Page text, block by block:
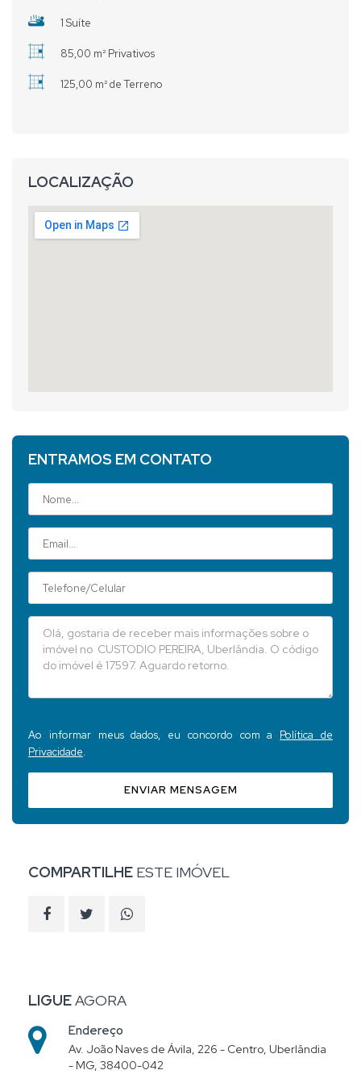
1 Suíte
85,00 m² Privativos
125,00 m² de Terreno
LOCALIZAÇÃO
ENTRAMOS EM CONTATO
Ao informar meus dados, eu concordo com a Política de
Privacidade.
ENVIAR MENSAGEM
COMPARTILHE ESTE IMÓVEL
LIGUEAGORA
Endereço
Av. João Naves de Ávila, 226 - Centro, Uberlândia
- MG, 38400-042